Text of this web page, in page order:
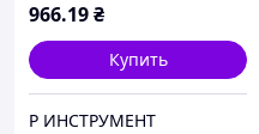
966.19₴
Купить
Р ИНСТРУМЕНТ